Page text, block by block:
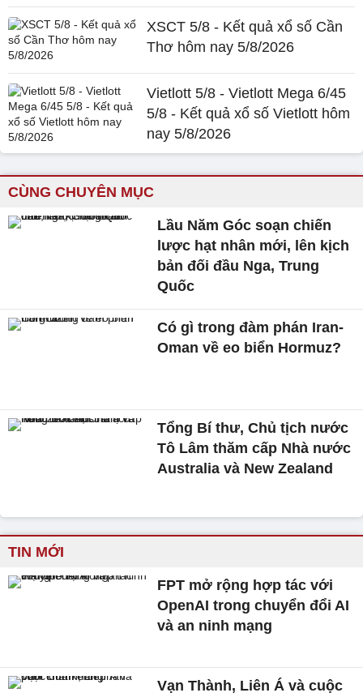
XSCT 5/8 - Kết quả xổ số Cần
Thơ hôm nay 5/8/2026
Vietlott 5/8 - Vietlott Mega 6/45
5/8 - Kết quả xổ số Vietlott hôm
nay 5/8/2026
CÙNG CHUYÊN MỤC
Lầu Năm Góc soạn chiến
lược hạt nhân mới, lên kịch
bản đối đầu Nga, Trung
Quốc
Có gì trong đàm phán Iran-
Oman về eo biển Hormuz?
Tổng Bí thư, Chủ tịch nước
Tô Lâm thăm cấp Nhà nước
Australia và New Zealand
TIN MỚI
FPT mở rộng hợp tác với
OpenAI trong chuyển đổi AI
và an ninh mạng
Vạn Thành, Liên Á và cuộc